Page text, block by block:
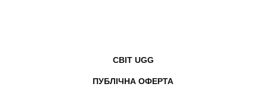
СВІТ UGG
ПУБЛІЧНА ОФЕРТА